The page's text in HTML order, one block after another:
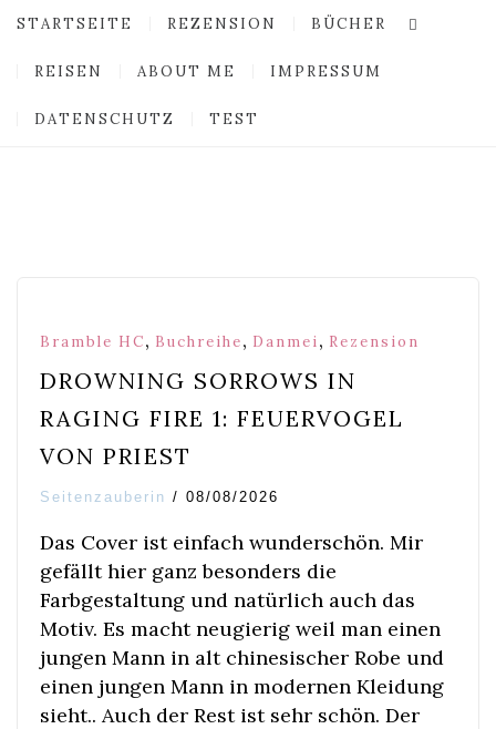
STARTSEITE REZENSION BÜCHER
REISEN ABOUT ME IMPRESSUM
DATENSCHUTZ TEST
Bramble HC, Buchreihe, Danmei, Rezension
DROWNING SORROWS IN
RAGING FIRE 1: FEUERVOGEL
VON PRIEST
Seitenzauberin / 08/08/2026
Das Cover ist einfach wunderschön. Mir
gefällt hier ganz besonders die
Farbgestaltung und natürlich auch das
Motiv. Es macht neugierig weil man einen
jungen Mann in alt chinesischer Robe und
einen jungen Mann in modernen Kleidung
sieht.. Auch der Rest ist sehr schön. Der